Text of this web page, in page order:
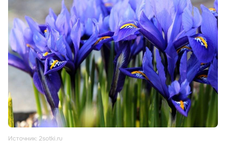
Источник: 2sotki.ru